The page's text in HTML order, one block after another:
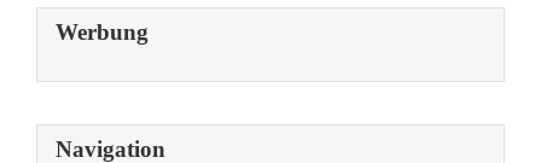
Werbung
Navigation